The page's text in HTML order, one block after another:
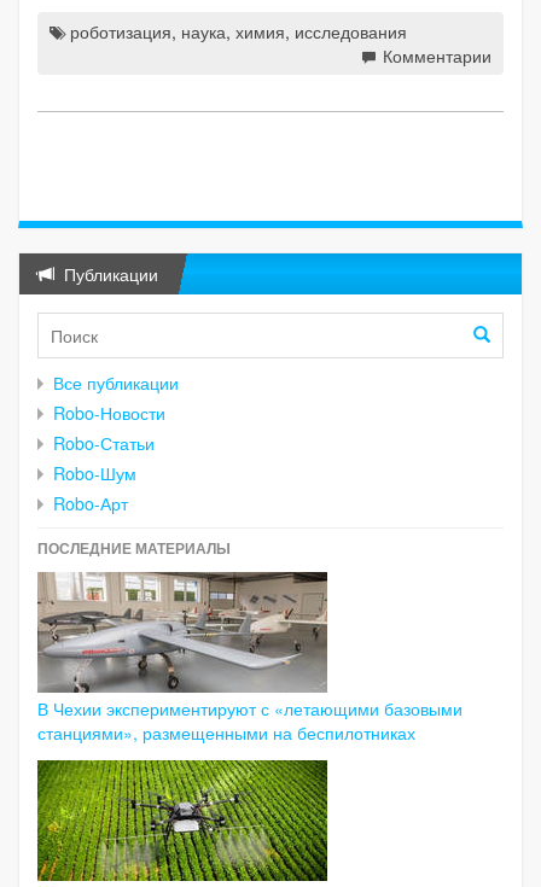
роботизация, наука, химия, исследования
Комментарии
Публикации
Все публикации
Robo-Новости
Robo-Статьи
Robo-Шум
Robo-Арт
ПОСЛЕДНИЕ МАТЕРИАЛЫ
В Чехии экспериментируют с «летающими базовыми
станциями», размещенными на беспилотниках